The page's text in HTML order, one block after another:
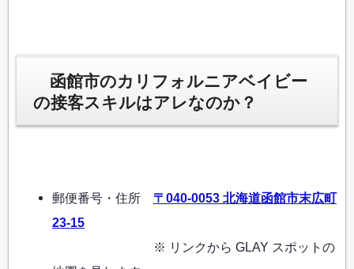
函館市のカリフォルニアベイビー
の接客スキルはアレなのか？
郵便番号・住所 〒040-0053 北海道函館市末広町
23-15
※ リンクから GLAY スポットの